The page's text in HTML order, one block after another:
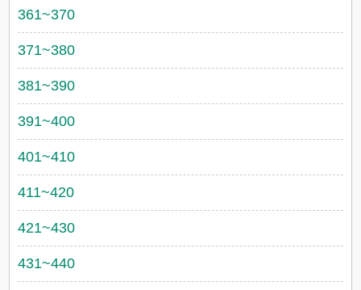
361~370
371~380
381~390
391~400
401~410
411~420
421~430
431~440